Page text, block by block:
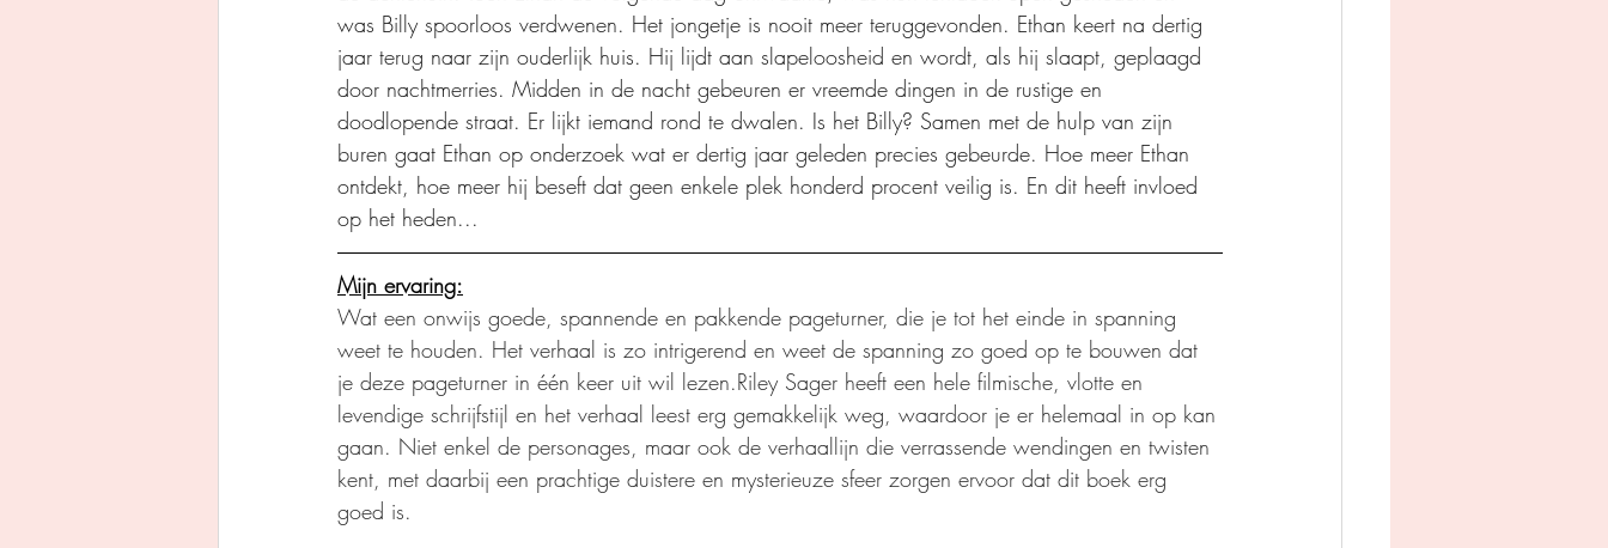
was Billy spoorloos verdwenen. Het jongetje is nooit meer teruggevonden. Ethan keert na dertig
jaar terug naar zijn ouderlijk huis. Hij lijdt aan slapeloosheid en wordt, als hij slaapt, geplaagd
door nachtmerries. Midden in de nacht gebeuren er vreemde dingen in de rustige en
doodlopende straat. Er lijkt iemand rond te dwalen. Is het Billy? Samen met de hulp van zijn
buren gaat Ethan op onderzoek wat er dertig jaar geleden precies gebeurde. Hoe meer Ethan
ontdekt, hoe meer hij beseft dat geen enkele plek honderd procent veilig is. En dit heeft invloed
op het heden...
Mijn ervaring:
Wat een onwijs goede, spannende en pakkende pageturner, die je tot het einde in spanning
weet te houden. Het verhaal is zo intrigerend en weet de spanning zo goed op te bouwen dat
je deze pageturner in één keer uit wil lezen.Riley Sager heeft een hele filmische, vlotte en
levendige schrijfstijl en het verhaal leest erg gemakkelijk weg, waardoor je er helemaal in op kan
gaan. Niet enkel de personages, maar ook de verhaallijn die verrassende wendingen en twisten
kent, met daarbij een prachtige duistere en mysterieuze sfeer zorgen ervoor dat dit boek erg
goed is.